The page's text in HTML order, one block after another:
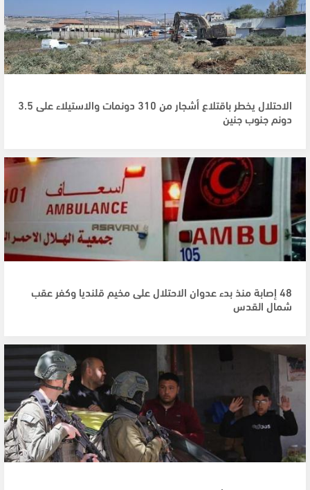
الاحتلال يخطر باقتلاع أشجار من 310 دونمات والاستيلاء على 3.5
دونم جنوب جنين
48 إصابة منذ بدء عدوان الاحتلال على مخيم قلنديا وكفر عقب
شمال القدس